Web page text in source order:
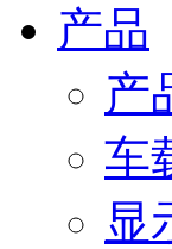
产品
产
车
显